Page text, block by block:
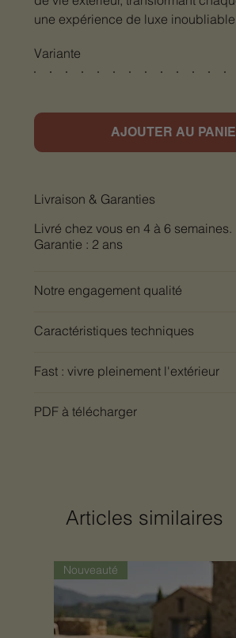
une expérience de luxe
Variante
AJOUTER AU
Livraison & Garanties
Livré chez vous en 4 à 6 semaines.
Garantie : 2 ans
Notre engagement qualité
Caractéristiques techniques
Fast : vivre pleinement l'extérieur
PDF à télécharger
Articles similaires
Nouveauté